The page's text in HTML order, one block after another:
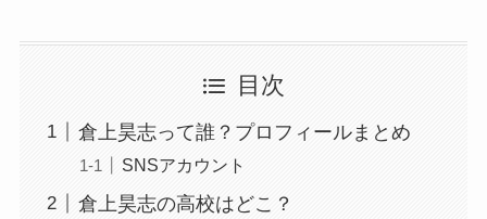
目次
倉上昊志って誰？プロフィールまとめ
SNSアカウント
倉上昊志の高校はどこ？